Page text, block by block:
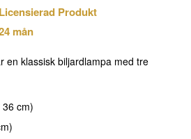
Licensierad Produkt
mån
en klassisk biljardlampa med tre
cm)